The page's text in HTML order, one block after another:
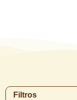
Filtros